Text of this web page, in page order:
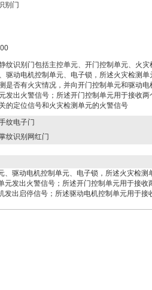
别门
纹识别门包括主控单元、开门控制单元、火灾
驱动电机控制单元、电子锁，所述火灾检测单
是否有火灾情况，并向开门控制单元和驱动电
发出火警信号；所述开门控制单元用于接收两
的定位信号和火灾检测单元的火警信号
纹电子门
纹识别网红门
、驱动电机控制单元、电子锁，所述火灾检测
发出火警信号；所述开门控制单元用于接收
出启停信号；所述驱动电机控制单元用于接